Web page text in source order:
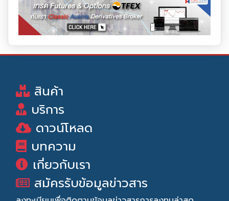
สินค้า
บริการ
ดาวน์โหลด
บทความ
เกี่ยวกับเรา
สมัครรับข้อมูลข่าวสาร